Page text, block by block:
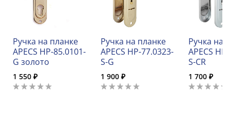
Ручка на планке
APECS HP-85.0101-
G золото
1 550 ₽
Ручка на планке
APECS HP-77.0323-
S-G
1 900 ₽
Ручка на
APECS
S-CR
1 700 ₽